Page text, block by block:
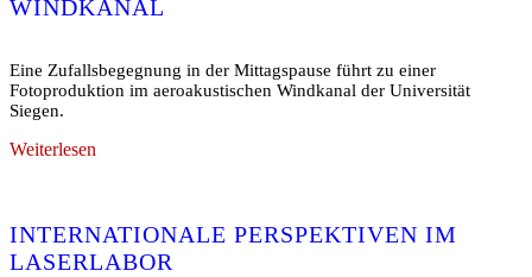
WINDKANAL
Eine Zufallsbegegnung in der Mittagspause führt zu einer
Fotoproduktion im aeroakustischen Windkanal der Universität
Siegen.
Weiterlesen
INTERNATIONALE PERSPEKTIVEN IM
LASERLABOR